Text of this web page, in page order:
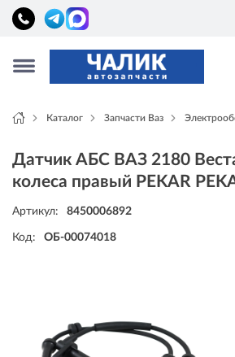
Каталог Запчасти Ваз
Датчик АБС ВАЗ 2180
колеса правый PEKAR
Артикул: 8450006892
Код: ОБ-00074018